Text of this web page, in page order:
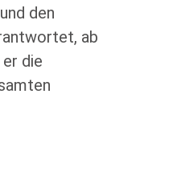
den
ab
die